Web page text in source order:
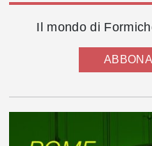
Il mondo di